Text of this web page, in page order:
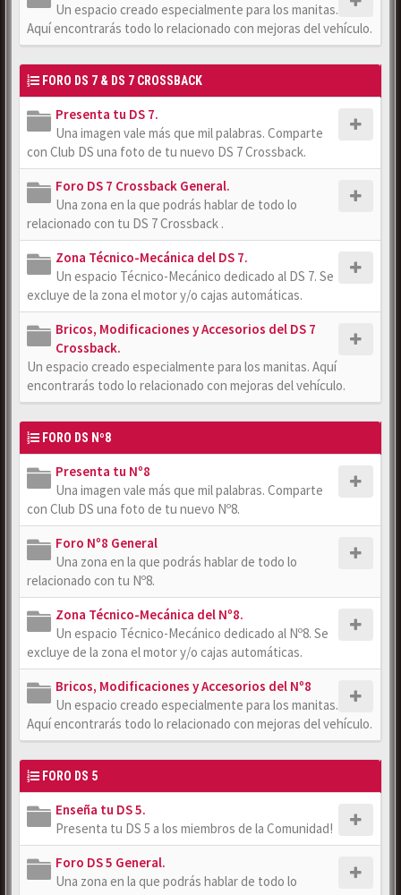
Un espacio creado especialmente para los manitas.
Aquí encontrarás todo lo relacionado con mejoras del vehículo.
FORO DS 7 & DS 7 CROSSBACK
Presenta tu DS 7.
Una imagen vale más que mil palabras. Comparte
con Club DS una foto de tu nuevo DS 7 Crossback.
Foro DS 7 Crossback General.
Una zona en la que podrás hablar de todo lo
relacionado con tu DS 7 Crossback .
Zona Técnico-Mecánica del DS 7.
Un espacio Técnico-Mecánico dedicado al DS 7. Se
excluye de la zona el motor y/o cajas automáticas.
Bricos, Modificaciones y Accesorios del DS 7
Crossback.
Un espacio creado especialmente para los manitas. Aquí
encontrarás todo lo relacionado con mejoras del vehículo.
FORO DS Nº8
Presenta tu Nº8
Una imagen vale más que mil palabras. Comparte
con Club DS una foto de tu nuevo Nº8.
Foro Nº8 General
Una zona en la que podrás hablar de todo lo
relacionado con tu Nº8.
Zona Técnico-Mecánica del Nº8.
Un espacio Técnico-Mecánico dedicado al Nº8. Se
excluye de la zona el motor y/o cajas automáticas.
Bricos, Modificaciones y Accesorios del Nº8
Un espacio creado especialmente para los manitas.
Aquí encontrarás todo lo relacionado con mejoras del vehículo.
FORO DS 5
Enseña tu DS 5.
Presenta tu DS 5 a los miembros de la Comunidad!
Foro DS 5 General.
Una zona en la que podrás hablar de todo lo